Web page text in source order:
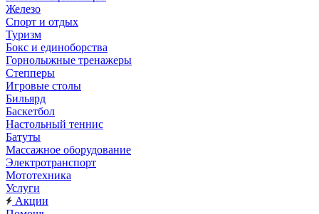
Железо
Спорт и отдых
Туризм
Бокс и единоборства
Горнолыжные тренажеры
Степперы
Игровые столы
Бильярд
Баскетбол
Настольный теннис
Батуты
Массажное оборудование
Электротранспорт
Мототехника
Услуги
Акции